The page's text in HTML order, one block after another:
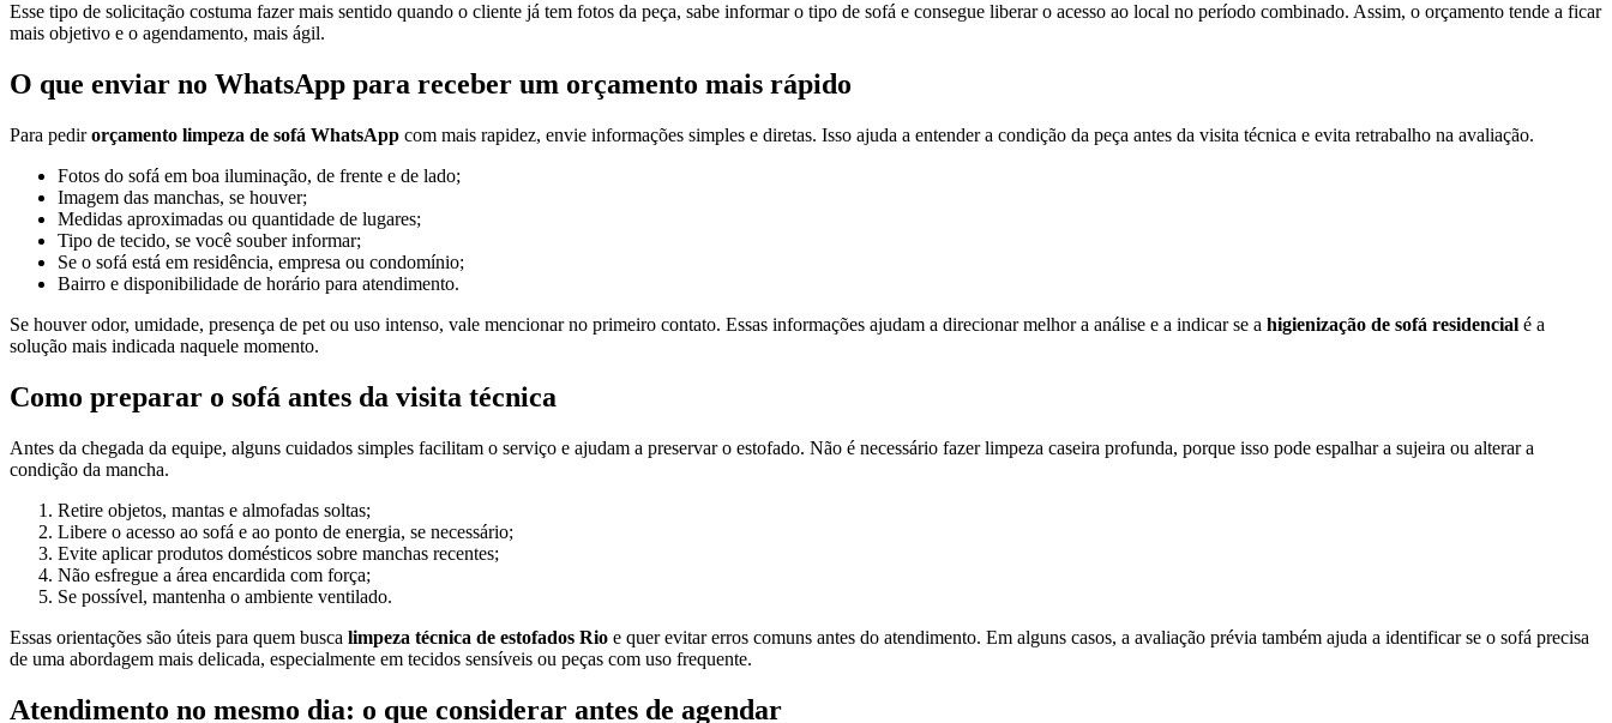
Esse tipo de solicitação costuma fazer mais sentido quando o cliente já tem fotos da peça, sabe informar o tipo de sofá e consegue liberar o acesso ao local no período combinado. Assim, o orçamento tende a ficar
mais objetivo e o agendamento, mais ágil.
O que enviar no WhatsApp para receber um orçamento mais rápido
Para pedirorçamento limpeza de sofá WhatsApp com mais rapidez, envie informações simples e diretas. Isso ajuda a entender a condição da peça antes da visita técnica e evita retrabalho na avaliação.
Fotos do sofá em boa iluminação, de frente e de lado;
Imagem das manchas, se houver;
Medidas aproximadas ou quantidade de lugares;
Tipo de tecido, se você souber informar;
Se o sofá está em residência, empresa ou condomínio;
Bairro e disponibilidade de horário para atendimento.
Se houver odor, umidade, presença de pet ou uso intenso, vale mencionar no primeiro contato. Essas informações ajudam a direcionar melhor a análise e a indicar se a higienização de sofá residencial é a
solução mais indicada naquele momento.
Como preparar o sofá antes da visita técnica
Antes da chegada da equipe, alguns cuidados simples facilitam o serviço e ajudam a preservar o estofado. Não é necessário fazer limpeza caseira profunda, porque isso pode espalhar a sujeira ou alterar a
condição da mancha.
Retire objetos, mantas e almofadas soltas;
Libere o acesso ao sofá e ao ponto de energia, se necessário;
Evite aplicar produtos domésticos sobre manchas recentes;
Não esfregue a área encardida com força;
Se possível, mantenha o ambiente ventilado.
Essas orientações são úteis para quem busca limpeza técnica de estofados Rio e quer evitar erros comuns antes do atendimento. Em alguns casos, a avaliação prévia também ajuda a identificar se o sofá precisa
de uma abordagem mais delicada, especialmente em tecidos sensíveis ou peças com uso frequente.
Atendimento no mesmo dia: o que considerar antes de agendar